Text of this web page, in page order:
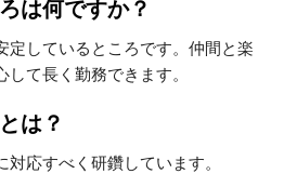
は何ですか？
定しているところです。仲間と楽
て長く勤務できます。
は？
応すべく研鑽しています。